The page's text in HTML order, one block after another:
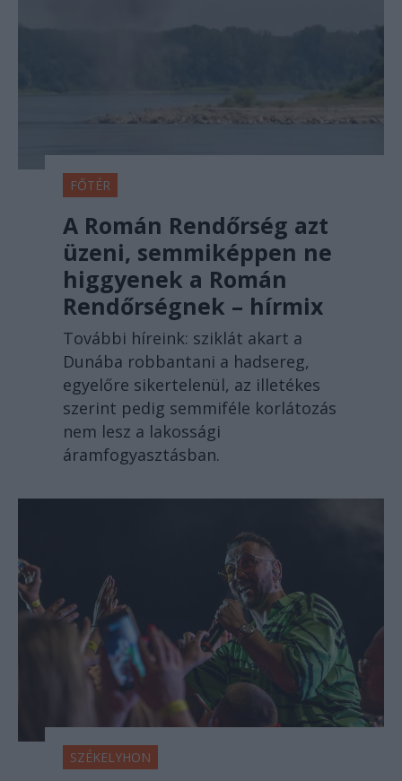
FŐTÉR
A Román Rendőrség azt
üzeni, semmiképpen ne
higgyenek a Román
Rendőrségnek – hírmix
További híreink: sziklát akart a
Dunába robbantani a hadsereg,
egyelőre sikertelenül, az illetékes
szerint pedig semmiféle korlátozás
nem lesz a lakossági
áramfogyasztásban.
SZÉKELYHON